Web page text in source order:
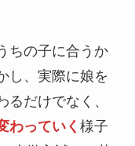
ちの子に合うか
し、実際に娘を
だけでなく、
わっていく 様子